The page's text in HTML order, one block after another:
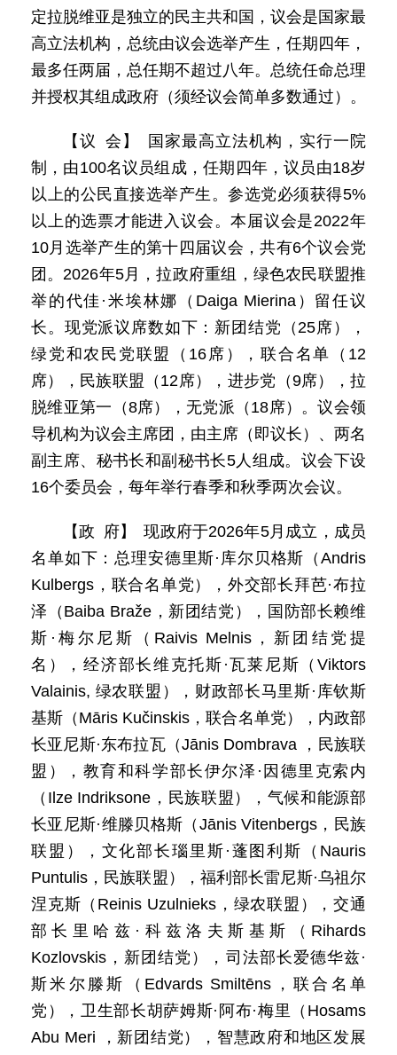
定拉脱维亚是独立的民主共和国，议会是国家最
高立法机构，总统由议会选举产生，任期四年，
最多任两届，总任期不超过八年。总统任命总理
并授权其组成政府（须经议会简单多数通过）。
【议 会】 国家最高立法机构，实行一院
制，由100名议员组成，任期四年，议员由18岁
以上的公民直接选举产生。参选党必须获得5%
以上的选票才能进入议会。本届议会是2022年
10月选举产生的第十四届议会，共有6个议会党
团。2026年5月，拉政府重组，绿色农民联盟推
举的代佳·米埃林娜（Daiga Mierina）留任议
长。现党派议席数如下：新团结党（25席），
绿党和农民党联盟（16席），联合名单（12
席），民族联盟（12席），进步党（9席），拉
脱维亚第一（8席），无党派（18席）。议会领
导机构为议会主席团，由主席（即议长）、两名
副主席、秘书长和副秘书长5人组成。议会下设
16个委员会，每年举行春季和秋季两次会议。
【政 府】 现政府于2026年5月成立，成员
名单如下：总理安德里斯·库尔贝格斯（Andris
Kulbergs，联合名单党），外交部长拜芭·布拉
泽（Baiba Braže，新团结党），国防部长赖维
斯·梅尔尼斯（Raivis Melnis，新团结党提
名），经济部长维克托斯·瓦莱尼斯（Viktors
Valainis, 绿农联盟），财政部长马里斯·库钦斯
基斯（Māris Kučinskis，联合名单党），内政部
长亚尼斯·东布拉瓦（Jānis Dombrava ，民族联
盟），教育和科学部长伊尔泽·因德里克索内
（Ilze Indriksone，民族联盟），气候和能源部
长亚尼斯·维滕贝格斯（Jānis Vitenbergs，民族
联盟），文化部长瑙里斯·蓬图利斯（Nauris
Puntulis，民族联盟），福利部长雷尼斯·乌祖尔
涅克斯（Reinis Uzulnieks，绿农联盟），交通
部长里哈兹·科兹洛夫斯基斯（Rihards
Kozlovskis，新团结党），司法部长爱德华兹·
斯米尔滕斯（Edvards Smiltēns，联合名单
党），卫生部长胡萨姆斯·阿布·梅里（Hosams
Abu Meri ，新团结党），智慧政府和地区发展